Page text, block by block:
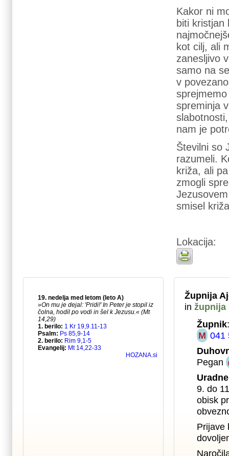
Kakor ni
biti
kot cilj, ali
zanesljivo
samo na
v
spreminja
nam je
Številni so
razumeli.
križa, ali
zmogli
smisel
Lokacija:
Župnija
in župnija
Župnik
M 041
Pegan
9. do
obisk
Prijave